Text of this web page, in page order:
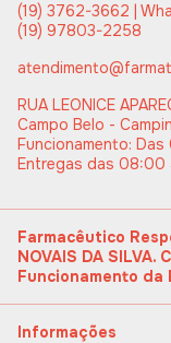
(19) 3762-3662 |
(19) 97803-2258
RUA LEONICE
Campo Belo -
Funcionamento:
Entregas das 08:00
Farmacêutico
NOVAIS DA
Funcionamento da
Informações